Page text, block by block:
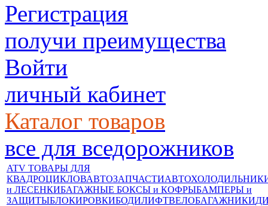
Регистрация
получи преимущества
Войти
личный кабинет
Каталог товаров
все для вседорожников
ATV ТОВАРЫ ДЛЯ
КВАДРОЦИКЛОВАВТОЗАПЧАСТИ
и ЛЕСЕНКИБАГАЖНЫЕ БОКСЫ и КОФРЫБАМПЕРЫ и
ЗАЩИТЫБЛОКИРОВКИБОДИЛИФТВЕЛОБАГАЖНИКИ